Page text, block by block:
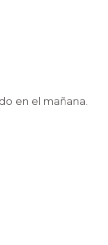
en el mañana.